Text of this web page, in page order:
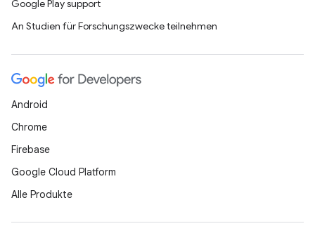
Google Play support
An Studien für Forschungszwecke teilnehmen
Android
Chrome
Firebase
Google Cloud Platform
Alle Produkte